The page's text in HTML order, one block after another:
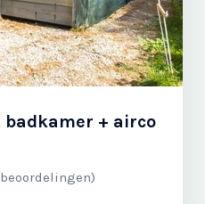
+ airco
)